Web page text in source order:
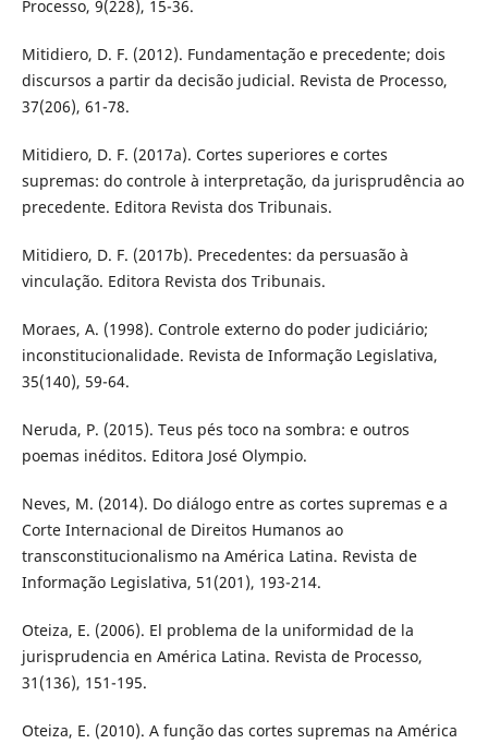
Processo, 9(228), 15-36.
Mitidiero, D. F. (2012). Fundamentação e precedente; dois
discursos a partir da decisão judicial. Revista de Processo,
37(206), 61-78.
Mitidiero, D. F. (2017a). Cortes superiores e cortes
supremas: do controle à interpretação, da jurisprudência ao
precedente. Editora Revista dos Tribunais.
Mitidiero, D. F. (2017b). Precedentes: da persuasão à
vinculação. Editora Revista dos Tribunais.
Moraes, A. (1998). Controle externo do poder judiciário;
inconstitucionalidade. Revista de Informação Legislativa,
35(140), 59-64.
Neruda, P. (2015). Teus pés toco na sombra: e outros
poemas inéditos. Editora José Olympio.
Neves, M. (2014). Do diálogo entre as cortes supremas e a
Corte Internacional de Direitos Humanos ao
transconstitucionalismo na América Latina. Revista de
Informação Legislativa, 51(201), 193-214.
Oteiza, E. (2006). El problema de la uniformidad de la
jurisprudencia en América Latina. Revista de Processo,
31(136), 151-195.
Oteiza, E. (2010). A função das cortes supremas na América